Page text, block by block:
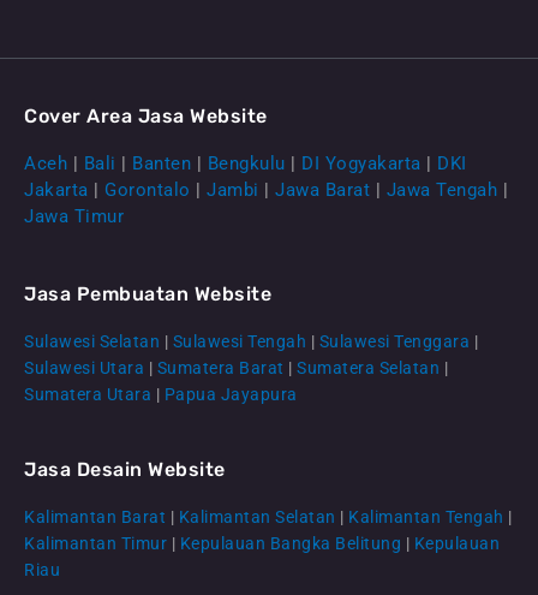
CS Lenteraweb
Cover Area Jasa Website
Aceh | Bali | Banten | Bengkulu | DI Yogyakarta | DKI
Jakarta | Gorontalo | Jambi | Jawa Barat | Jawa Tengah |
Jawa Timur
Jasa Pembuatan Website
Sulawesi Selatan | Sulawesi Tengah | Sulawesi Tenggara |
Sulawesi Utara | Sumatera Barat | Sumatera Selatan |
Sumatera Utara | Papua Jayapura
Jasa Desain Website
Kalimantan Barat | Kalimantan Selatan | Kalimantan Tengah |
Kalimantan Timur | Kepulauan Bangka Belitung | Kepulauan
Riau